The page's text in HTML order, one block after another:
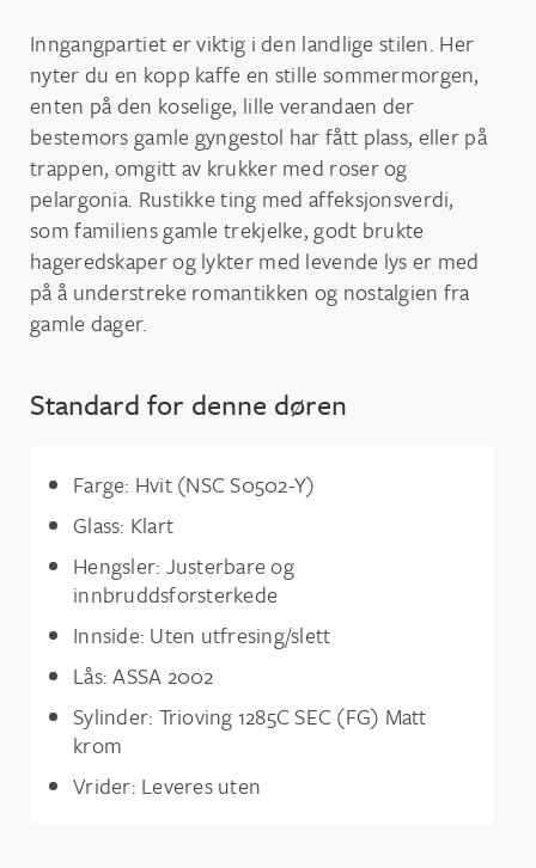
Inngangpartiet er viktig i den landlige stilen. Her
nyter du en kopp kaffe en stille sommermorgen,
enten på den koselige, lille verandaen der
bestemors gamle gyngestol har fått plass, eller på
trappen, omgitt av krukker med roser og
pelargonia. Rustikke ting med affeksjonsverdi,
som familiens gamle trekjelke, godt brukte
hageredskaper og lykter med levende lys er med
på å understreke romantikken og nostalgien fra
gamle dager.
Standard for denne døren
Farge: Hvit (NSC S0502-Y)
Glass: Klart
Hengsler: Justerbare og
innbruddsforsterkede
Innside: Uten utfresing/slett
Lås: ASSA 2002
Sylinder: Trioving 1285C SEC (FG) Matt
krom
Vrider: Leveres uten